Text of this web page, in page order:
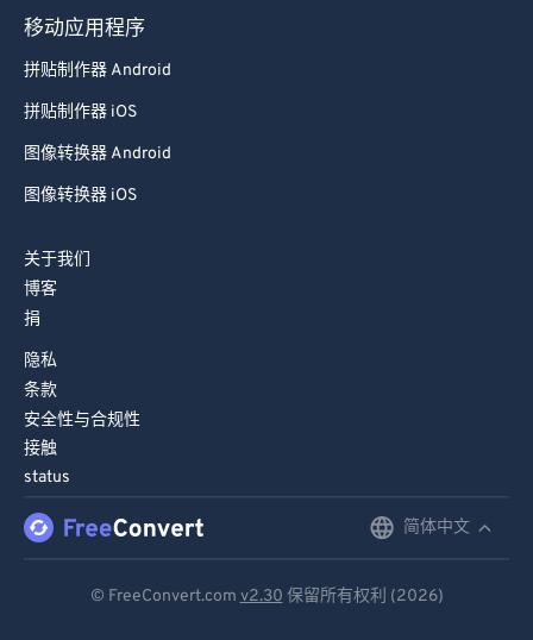
移动应用程序
拼贴制作器 Android
拼贴制作器 iOS
图像转换器 Android
图像转换器 iOS
关于我们
博客
捐
隐私
条款
安全性与合规性
接触
status
简体中文
© FreeConvert.com v2.30 保留所有权利 (2026)